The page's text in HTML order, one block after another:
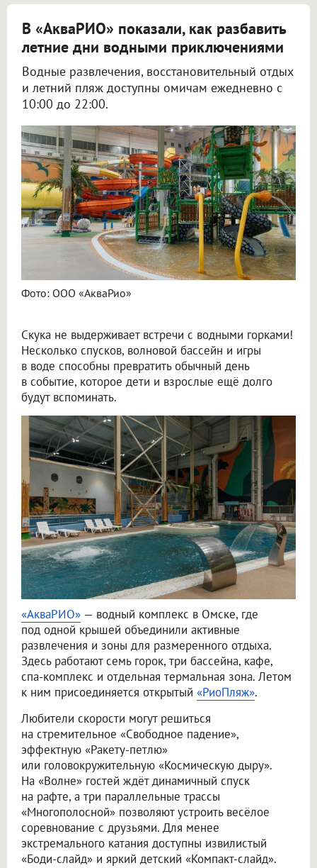
В «АкваРИО» показали, как разбавить
летние дни водными приключениями
Водные развлечения, восстановительный отдых
и летний пляж доступны омичам ежедневно с
10:00 до 22:00.
Фото: ООО «АкваРио»
Скука не выдерживает встречи с водными горками!
Несколько спусков, волновой бассейн и игры
в воде способны превратить обычный день
в событие, которое дети и взрослые ещё долго
будут вспоминать.
«АкваРИО» — водный комплекс в Омске, где
под одной крышей объединили активные
развлечения и зоны для размеренного отдыха.
Здесь работают семь горок, три бассейна, кафе,
спа-комплекс и отдельная термальная зона. Летом
к ним присоединяется открытый «РиоПляж».
Любители скорости могут решиться
на стремительное «Свободное падение»,
эффектную «Ракету-петлю»
или головокружительную «Космическую дыру».
На «Волне» гостей ждёт динамичный спуск
на рафте, а три параллельные трассы
«Многополосной» позволяют устроить весёлое
соревнование с друзьями. Для менее
экстремального катания доступны извилистый
«Боди-слайд» и яркий детский «Компакт-слайд».